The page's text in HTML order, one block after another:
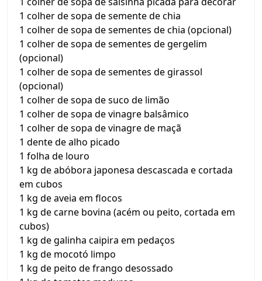
1 colher de sopa de semente de chia
1 colher de sopa de sementes de chia (opcional)
1 colher de sopa de sementes de gergelim
(opcional)
1 colher de sopa de sementes de girassol
(opcional)
1 colher de sopa de suco de limão
1 colher de sopa de vinagre balsâmico
1 colher de sopa de vinagre de maçã
1 dente de alho picado
1 folha de louro
1 kg de abóbora japonesa descascada e cortada
em cubos
1 kg de aveia em flocos
1 kg de carne bovina (acém ou peito, cortada em
cubos)
1 kg de galinha caipira em pedaços
1 kg de mocotó limpo
1 kg de peito de frango desossado